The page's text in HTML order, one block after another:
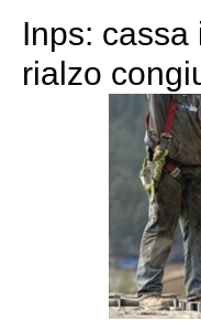
Inps: cassa
rialzo